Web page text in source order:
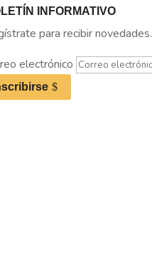
INFORMATIVO
para recibir novedades.
electrónico